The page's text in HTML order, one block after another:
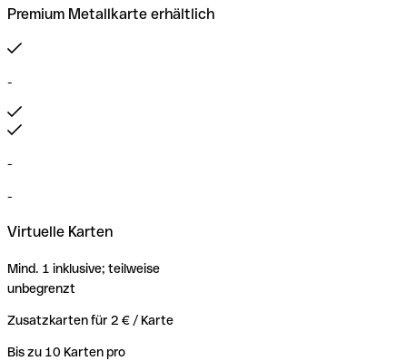
Premium Metallkarte erhältlich
-
-
-
Virtuelle Karten
Mind. 1 inklusive; teilweise
unbegrenzt
Zusatzkarten für 2 € / Karte
Bis zu 10 Karten pro